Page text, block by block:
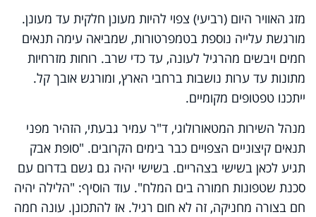
מזג האוויר היום (רביעי) צפוי להיות מעונן חלקית עד מעונן.
מורגשת עלייה נוספת בטמפרטורות, שמביאה עימה תנאים
חמים ויבשים מהרגיל לעונה, עד כדי שרב. רוחות מזרחיות
מתונות עד ערות נושבות ברחבי הארץ, ומורגש אובך קל.
ייתכנו טפטופים מקומיים.
מנהל השירות המטאורולוגי, ד"ר עמיר גבעתי, הזהיר מפני
תנאים קיצוניים הצפויים כבר בימים הקרובים. "סופת אבק
תגיע לכאן בשישי בצהריים. בשישי יהיה גם גשם בדרום עם
סכנת שטפונות חמורה בים המלח". עוד הוסיף: "הלילה יהיה
חם בצורה מחניקה, זה לא חום רגיל. אז להתכונן. עונה חמה